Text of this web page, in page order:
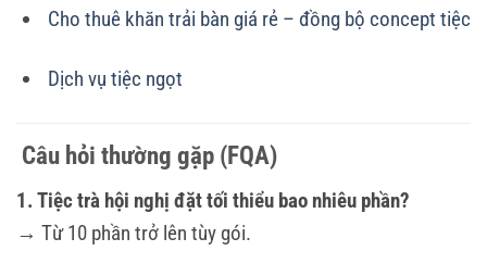
Cho thuê khăn trải bàn giá rẻ – đồng bộ concept tiệc
Dịch vụ tiệc ngọt
Câu hỏi thường gặp (FQA)
1. Tiệc trà hội nghị đặt tối thiểu bao nhiêu phần?
→ Từ 10 phần trở lên tùy gói.